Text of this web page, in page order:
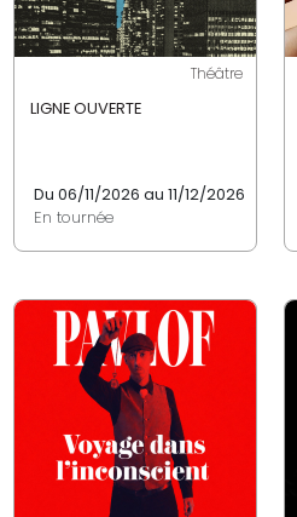
Théâtre
LIGNE OUVERTE
Du 06/11/2026 au 11/12/2026
En tournée